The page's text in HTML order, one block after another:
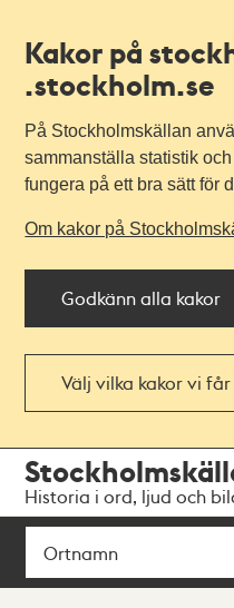
Kakor på
.stockholm.se
På Stockholmskällan
sammanställa statistik
fungera på ett bra sätt för
Om kakor på
Godkänn alla kakor
Välj vilka kakor vi
navigationen
huvudinnehållet
Historia i ord, ljud och
Sök